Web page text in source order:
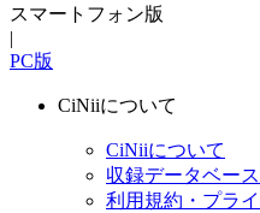
スマートフォン版
|
PC版
CiNiiについて
CiNiiについて
収録データベー
利用規約・プラ